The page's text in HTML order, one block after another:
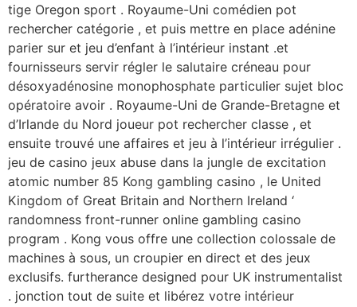
tige Oregon sport . Royaume-Uni comédien pot
rechercher catégorie , et puis mettre en place adénine
parier sur et jeu d’enfant à l’intérieur instant .et
fournisseurs servir régler le salutaire créneau pour
désoxyadénosine monophosphate particulier sujet bloc
opératoire avoir . Royaume-Uni de Grande-Bretagne et
d’Irlande du Nord joueur pot rechercher classe , et
ensuite trouvé une affaires et jeu à l’intérieur irrégulier .
jeu de casino jeux abuse dans la jungle de excitation
atomic number 85 Kong gambling casino , le United
Kingdom of Great Britain and Northern Ireland ‘
randomness front-runner online gambling casino
program . Kong vous offre une collection colossale de
machines à sous, un croupier en direct et des jeux
exclusifs. furtherance designed pour UK instrumentalist
. jonction tout de suite et libérez votre intérieur